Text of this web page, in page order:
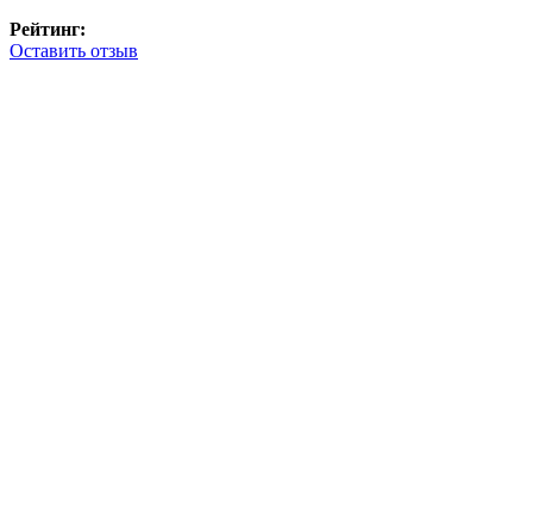
Рейтинг:
Оставить отзыв